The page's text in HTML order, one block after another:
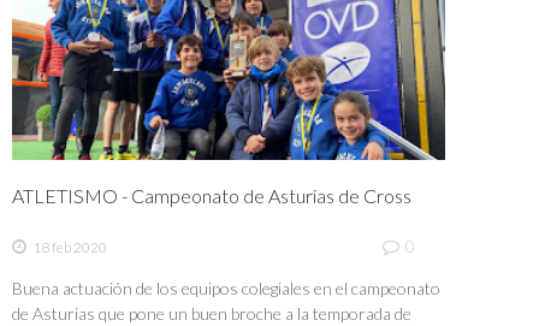
ATLETISMO - Campeonato de Asturias de Cross
18 feb 2020 0
Buena actuación de los equipos colegiales en el campeonato
de Asturias que pone un buen broche a la temporada de